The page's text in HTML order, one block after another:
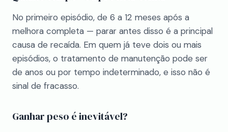
No primeiro episódio, de 6 a 12 meses após a
melhora completa — parar antes disso é a principal
causa de recaída. Em quem já teve dois ou mais
episódios, o tratamento de manutenção pode ser
de anos ou por tempo indeterminado, e isso não é
sinal de fracasso.
Ganhar peso é inevitável?